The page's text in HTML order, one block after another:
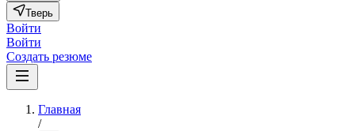
Тверь
Войти
Войти
Создать резюме
Главная
/